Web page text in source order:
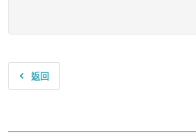
返回